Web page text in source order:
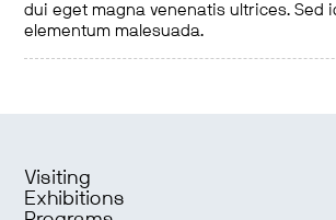
dui eget magna venenatis ultrices. Sed
elementum malesuada.
Visiting
Exhibitions